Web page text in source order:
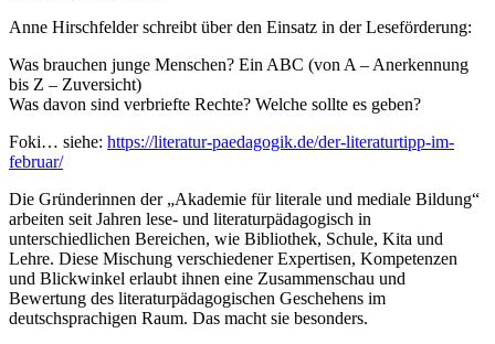
Anne Hirschfelder schreibt über den Einsatz in der Leseförderung:
Was brauchen junge Menschen? Ein ABC (von A – Anerkennung
bis Z – Zuversicht)
Was davon sind verbriefte Rechte? Welche sollte es geben?
Foki… siehe: https://literatur-paedagogik.de/der-literaturtipp-im-
februar/
Die Gründerinnen der „Akademie für literale und mediale Bildung“
arbeiten seit Jahren lese- und literaturpädagogisch in
unterschiedlichen Bereichen, wie Bibliothek, Schule, Kita und
Lehre. Diese Mischung verschiedener Expertisen, Kompetenzen
und Blickwinkel erlaubt ihnen eine Zusammenschau und
Bewertung des literaturpädagogischen Geschehens im
deutschsprachigen Raum. Das macht sie besonders.